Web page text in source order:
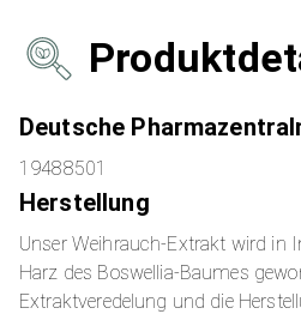
Deutsche
19488501
Herstellung
Unser Weihrauch-Extrakt wird in
Harz des Boswellia-Baumes
Extraktveredelung und die